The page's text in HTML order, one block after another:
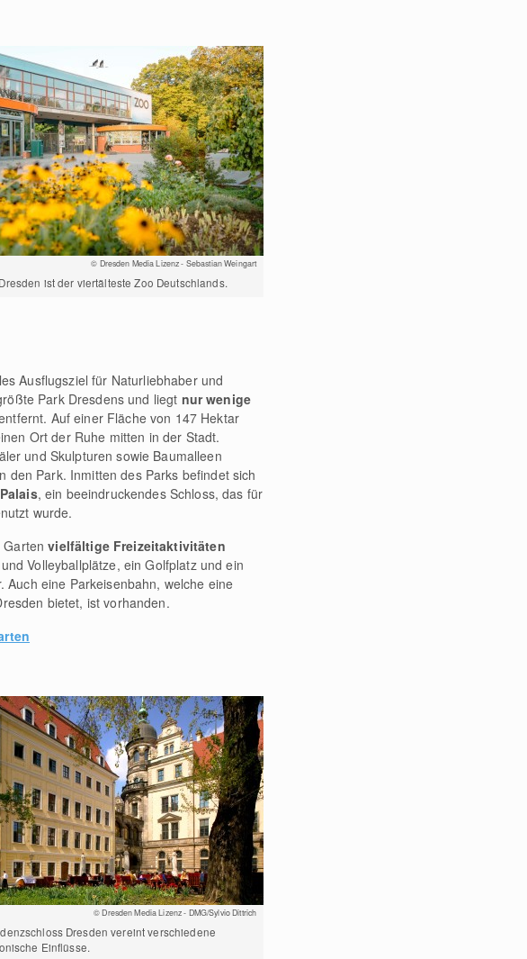
© Dresden Media Lizenz - Sebastian Weingart
ist der viertälteste Zoo Deutschlands.
Ausflugsziel für Naturliebhaber und
Park Dresdens und liegt nur wenige
Auf einer Fläche von 147 Hektar
Ort der Ruhe mitten in der Stadt.
und Skulpturen sowie Baumalleen
den Park. Inmitten des Parks befindet sich
, ein beeindruckendes Schloss, das für
wurde.
Gartenvielfältige Freizeitaktivitäten
Volleyballplätze, ein Golfplatz und ein
Auch eine Parkeisenbahn, welche eine
bietet, ist vorhanden.
© Dresden Media Lizenz - DMG/Sylvio Dittrich
Dresden vereint verschiedene
Einflüsse.